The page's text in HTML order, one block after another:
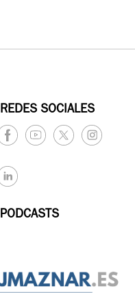
REDES SOCIALES
PODCASTS